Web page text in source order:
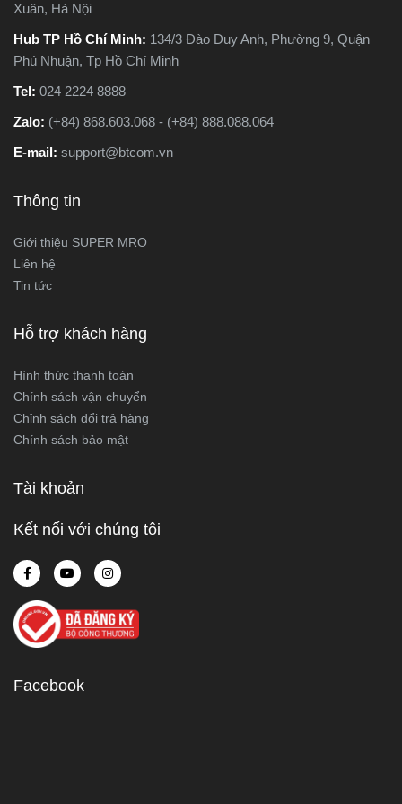
Xuân, Hà Nội
Hub TP Hồ Chí Minh: 134/3 Đào Duy Anh, Phường 9, Quận
Phú Nhuận, Tp Hồ Chí Minh
Tel: 024 2224 8888
Zalo: (+84) 868.603.068 - (+84) 888.088.064
E-mail: support@btcom.vn
Thông tin
Giới thiệu SUPER MRO
Liên hệ
Tin tức
Hỗ trợ khách hàng
Hình thức thanh toán
Chính sách vận chuyển
Chỉnh sách đổi trả hàng
Chính sách bảo mật
Tài khoản
Kết nối với chúng tôi
Facebook